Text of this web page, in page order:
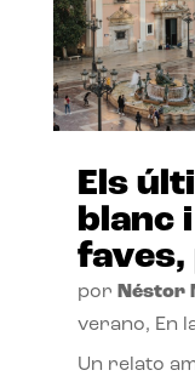
Els
blanc
por Néstor
verano, En
Un relato